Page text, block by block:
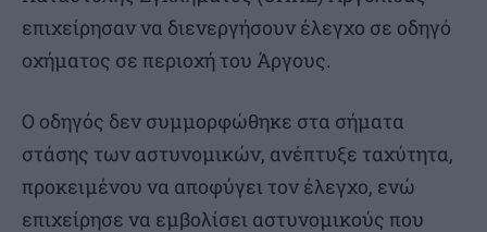
επιχείρησαν να διενεργήσουν έλεγχο σε οδηγό
οχήματος σε περιοχή του Άργους.
Ο οδηγός δεν συμμορφώθηκε στα σήματα
στάσης των αστυνομικών, ανέπτυξε ταχύτητα,
προκειμένου να αποφύγει τον έλεγχο, ενώ
επιχείρησε να εμβολίσει αστυνομικούς που